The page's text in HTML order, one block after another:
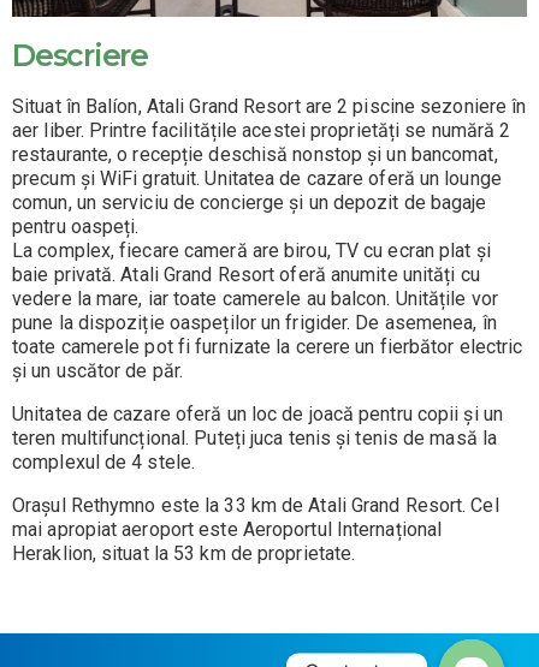
Descriere
Situat în Balíon, Atali Grand Resort are 2 piscine sezoniere în
aer liber. Printre facilitățile acestei proprietăți se numără 2
restaurante, o recepție deschisă nonstop și un bancomat,
precum și WiFi gratuit. Unitatea de cazare oferă un lounge
comun, un serviciu de concierge și un depozit de bagaje
pentru oaspeți.
La complex, fiecare cameră are birou, TV cu ecran plat și
baie privată. Atali Grand Resort oferă anumite unități cu
vedere la mare, iar toate camerele au balcon. Unitățile vor
pune la dispoziție oaspeților un frigider. De asemenea, în
toate camerele pot fi furnizate la cerere un fierbător electric
și un uscător de păr.
Unitatea de cazare oferă un loc de joacă pentru copii și un
teren multifuncțional. Puteți juca tenis și tenis de masă la
complexul de 4 stele.
Orașul Rethymno este la 33 km de Atali Grand Resort. Cel
mai apropiat aeroport este Aeroportul Internațional
Heraklion, situat la 53 km de proprietate.